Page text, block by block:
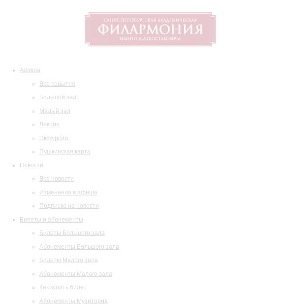
Афиша
Все события
Большой зал
Малый зал
Лекции
Экскурсии
Пушкинская карта
Новости
Все новости
Изменения в афише
Подписка на новости
Билеты и абонементы
Билеты Большого зала
Абонементы Большого зала
Билеты Малого зала
Абонементы Малого зала
Как купить билет
Абонементы Музитория